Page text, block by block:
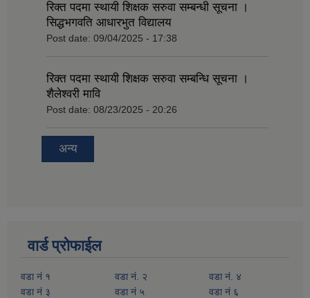
रिक्त पदमा स्थायी शिक्षक सरुवा सम्बन्धी सूचना ।
सिद्धभगवति आधारभुत विद्यालय
Post date: 09/04/2025 - 17:38
रिक्त पदमा स्थायी शिक्षक सरुवा सम्बन्धि सूचना ।
शैलेश्वरी मावि
Post date: 08/23/2025 - 20:26
अन्य
वार्ड प्रोफाईल
वडा नं १ वडा नं. २
वडा नं. ४
वडा नं ३
वडा नं ५
वडा नं ६